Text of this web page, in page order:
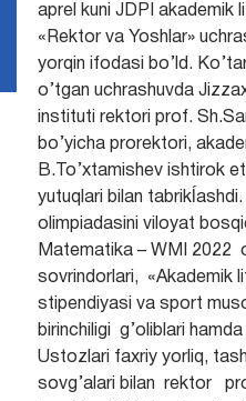
aprel kuni JDPI akademik
«Rektor va Yoshlar»
yorqin ifodasi bo’ld.
o’tgan uchrashuvda
instituti rektori prof.
bo’yicha prorektori,
B.To’xtamishev ishtirok
yutuqlari bilan
olimpiadasini viloyat
Matematika – WMI 2022
sovrindorlari, «Akademik
stipendiyasi va sport
birinchiligi g’oliblari
Ustozlari faxriy yorliq,
sovg’alari bilan rektor